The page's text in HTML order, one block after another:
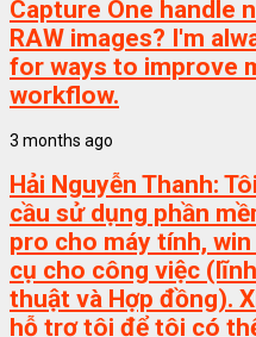
Capture One handle
RAW images? I'm
for ways to improve
workflow.
3 months ago
Hải Nguyễn Thanh:
cầu sử dụng phần
pro cho máy tính,
cụ cho công việc
thuật và Hợp đồng).
hỗ trợ tôi để tôi có